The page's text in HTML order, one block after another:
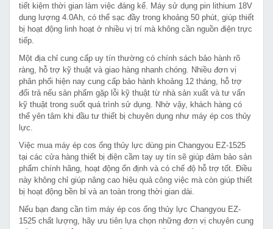
tiết kiệm thời gian làm việc đáng kể. Máy sử dụng pin lithium 18V
dung lượng 4.0Ah, có thể sạc đầy trong khoảng 50 phút, giúp thiết
bị hoạt động linh hoạt ở nhiều vị trí mà không cần nguồn điện trực
tiếp.
Một địa chỉ cung cấp uy tín thường có chính sách bảo hành rõ
ràng, hỗ trợ kỹ thuật và giao hàng nhanh chóng. Nhiều đơn vị
phân phối hiện nay cung cấp bảo hành khoảng 12 tháng, hỗ trợ
đổi trả nếu sản phẩm gặp lỗi kỹ thuật từ nhà sản xuất và tư vấn
kỹ thuật trong suốt quá trình sử dụng. Nhờ vậy, khách hàng có
thể yên tâm khi đầu tư thiết bị chuyên dụng như máy ép cos thủy
lực.
Việc mua máy ép cos ống thủy lực dùng pin Changyou EZ-1525
tại các cửa hàng thiết bị điện cầm tay uy tín sẽ giúp đảm bảo sản
phẩm chính hãng, hoạt động ổn định và có chế độ hỗ trợ tốt. Điều
này không chỉ giúp nâng cao hiệu quả công việc mà còn giúp thiết
bị hoạt động bền bỉ và an toàn trong thời gian dài.
Nếu bạn đang cần tìm máy ép cos ống thủy lực Changyou EZ-
1525 chất lượng, hãy ưu tiên lựa chọn những đơn vị chuyên cung